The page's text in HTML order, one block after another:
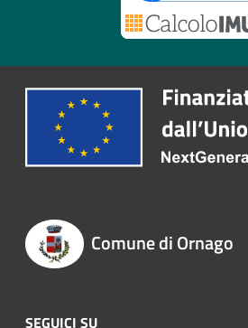
Comune di Ornago
SEGUICI SU